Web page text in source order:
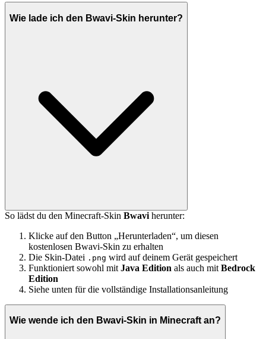
Wie lade ich den Bwavi-Skin herunter?
So lädst du den Minecraft-Skin Bwavi herunter:
Klicke auf den Button „Herunterladen“, um diesen
kostenlosen Bwavi-Skin zu erhalten
Die Skin-Datei .png wird auf deinem Gerät gespeichert
Funktioniert sowohl mit Java Edition als auch mit Bedrock
Edition
Siehe unten für die vollständige Installationsanleitung
Wie wende ich den Bwavi-Skin in Minecraft an?